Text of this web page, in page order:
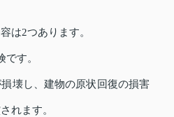
は2つあります。
す。
壊し、建物の原状回復の損害
れます。